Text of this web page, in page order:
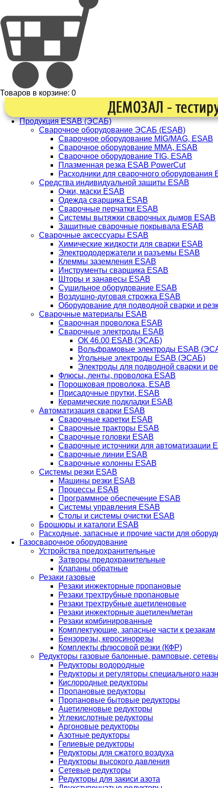
Товаров в корзине: 0
Продукция ESAB (ЭСАБ)
Сварочное оборудование ЭСАБ (ESAB)
Сварочное оборудование MIG/MAG, ESAB
Сварочное оборудование ММА, ESAB
Сварочное оборудование TIG, ESAB
Плазменная резка ESAB PowerCut
Расходники для сварочного оборудования
Средства индивидуальной защиты ESAB
Очки, маски ESAB
Одежда сварщика ESAB
Сварочные перчатки ESAB
Системы вытяжки сварочных дымов ESAB
Защитные сварочные покрывала ESAB
Сварочные аксессуары ESAB
Химические жидкости для сварки ESAB
Электрододержатели и разъемы ESAB
Клеммы заземления ESAB
Инструменты сварщика ESAB
Шторы и занавесы ESAB
Сушильное оборудование ESAB
Воздушно-дуговая строжка ESAB
Оборудование для подводной сварки и
Сварочные материалы ESAB
Сварочная проволока ESAB
Сварочные электроды ESAB
ОК 46.00 ESAB (ЭСАБ)
Вольфрамовые электроды ESAB
Угольные электроды ESAB (ЭСАБ)
Электроды для подводной сварки и
Флюсы, ленты, проволока ESAB
Порошковая проволока, ESAB
Присадочные прутки, ESAB
Керамические подкладки ESAB
Автоматизация сварки ESAB
Сварочные каретки ESAB
Сварочные тракторы ESAB
Сварочные головки ESAB
Сварочные источники для автоматизации
Сварочные линии ESAB
Сварочные колонны ESAB
Системы резки ESAB
Машины резки ESAB
Процессы ESAB
Программное обеспечение ESAB
Системы управления ESAB
Столы и системы очистки ESAB
Брошюры и каталоги ESAB
Расходные, запасные и прочие части для
Газосварочное оборудование
Устройства предохранительные
Затворы предохранительные
Клапаны обратные
Резаки газовые
Резаки инжекторные пропановые
Резаки трехтрубные пропановые
Резаки трехтрубные ацетиленовые
Резаки инжекторные ацетилен/метан
Резаки комбинированные
Комплектующие, запасные части к резакам
Бензорезы, керосинорезы
Комплекты флюсовой резки (КФР)
Редукторы газовые балонные, рамповые,
Редукторы водородные
Редукторы и регуляторы специального
Кислородные редукторы
Пропановые редукторы
Пропановые бытовые редукторы
Ацетиленовые редукторы
Углекислотные редукторы
Аргоновые редукторы
Азотные редукторы
Гелиевые редукторы
Редукторы для сжатого воздуха
Редукторы высокого давления
Сетевые редукторы
Редукторы для закиси азота